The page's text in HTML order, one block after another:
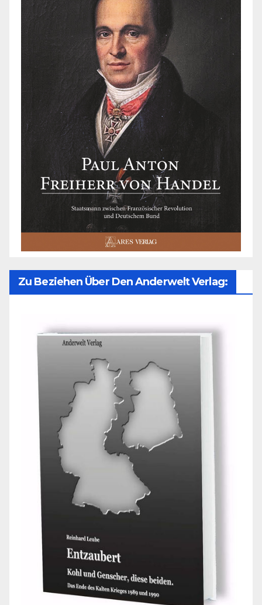
Zu Beziehen Über Den Anderwelt Verlag: